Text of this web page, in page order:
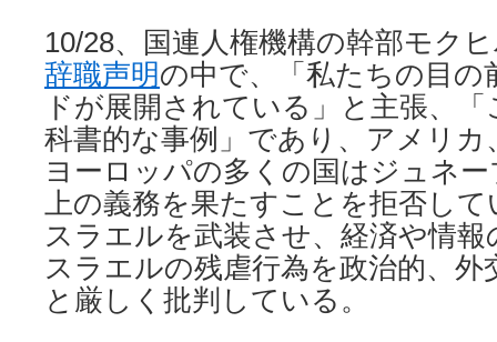
10/28、国連人権機構の幹部モク
辞職声明の中で、「私たちの目
ドが展開されている」と主張、
科書的な事例」であり、アメリ
ヨーロッパの多くの国はジュネ
上の義務を果たすことを拒否し
スラエルを武装させ、経済や情
スラエルの残虐行為を政治的、
と厳しく批判している。